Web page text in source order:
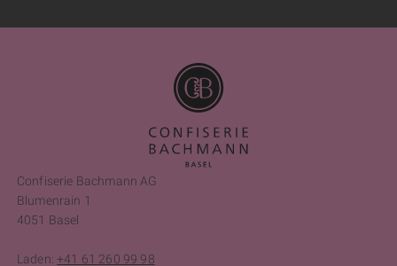
Confiserie Bachmann AG
Blumenrain 1
4051 Basel
Laden:+41 61 260 99 98